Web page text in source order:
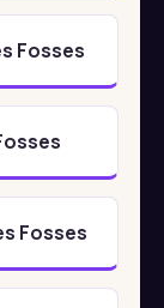
Fosses
Fosses